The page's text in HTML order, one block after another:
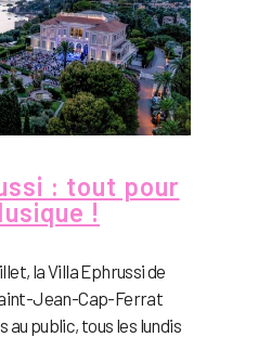
: tout pour
!
la Villa Ephrussi de
Jean-Cap-Ferrat
au public, tous les lundis